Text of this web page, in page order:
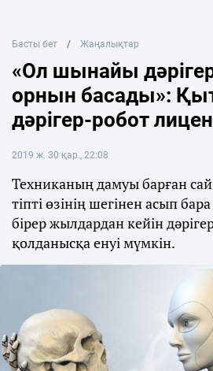
Басты бет Жаңалықтар
«Ол шынайы
орнын басады»:
дәрігер-робот
2019 ж. 30 қар., 22:08
Техниканың дамуы барған
тіпті өзінің шегінен асып
бірер жылдардан кейін
қолданысқа енуі мүмкін.